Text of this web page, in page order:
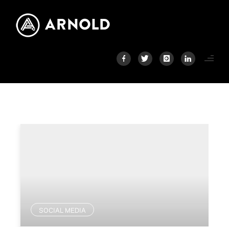
SOCIAL MEDIA